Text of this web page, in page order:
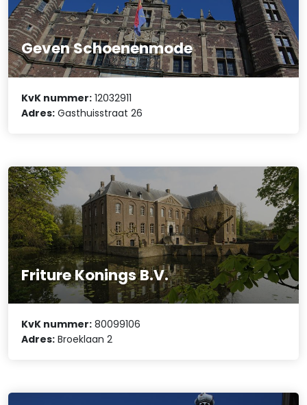
Geven Schoenenmode
KvK nummer: 12032911
Adres: Gasthuisstraat 26
Friture Konings B.V.
KvK nummer: 80099106
Adres: Broeklaan 2